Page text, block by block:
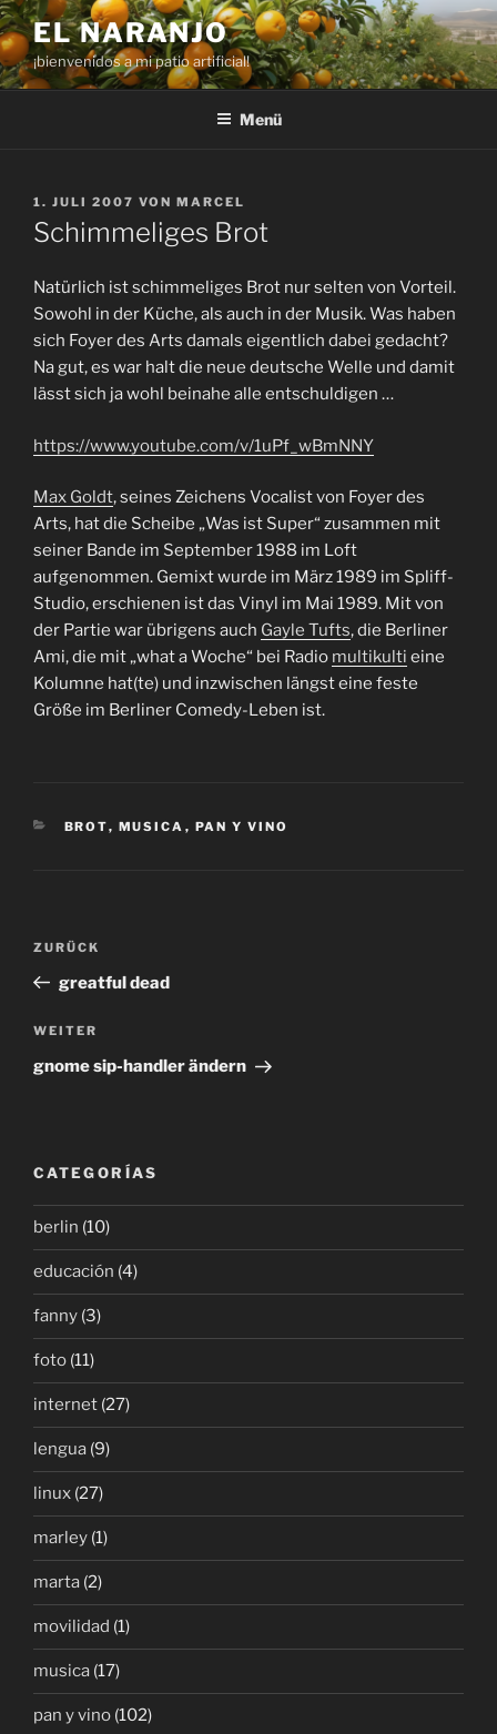
Zum
Inhalt
springen
EL NARANJO
¡bienvenidos a mi patio artificial!
Menü
VERÖFFENTLICHT
AM
1. JULI 2007 VON MARCEL
Schimmeliges Brot
Natürlich ist schimmeliges Brot nur selten von Vorteil.
Sowohl in der Küche, als auch in der Musik. Was haben
sich Foyer des Arts damals eigentlich dabei gedacht?
Na gut, es war halt die neue deutsche Welle und damit
lässt sich ja wohl beinahe alle entschuldigen …
https://www.youtube.com/v/1uPf_wBmNNY
Max Goldt, seines Zeichens Vocalist von Foyer des
Arts, hat die Scheibe „Was ist Super“ zusammen mit
seiner Bande im September 1988 im Loft
aufgenommen. Gemixt wurde im März 1989 im Spliff-
Studio, erschienen ist das Vinyl im Mai 1989. Mit von
der Partie war übrigens auch Gayle Tufts, die Berliner
Ami, die mit „what a Woche“ bei Radio multikulti eine
Kolumne hat(te) und inzwischen längst eine feste
Größe im Berliner Comedy-Leben ist.
KATEGORIEN
BROT, MUSICA , PAN Y VINO
Beitragsnavigation
Vorheriger
Beitrag
ZURÜCK
greatful dead
Nächster
Beitrag
WEITER
gnome sip-handler ändern
CATEGORÍAS
berlin (10)
educación (4)
fanny (3)
foto (11)
internet (27)
lengua (9)
linux (27)
marley (1)
marta (2)
movilidad (1)
musica (17)
pan y vino (102)